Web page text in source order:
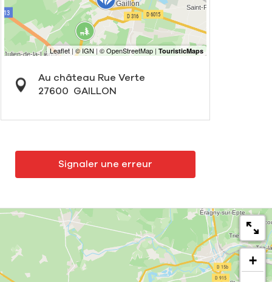
Au château Rue Verte
27600
GAILLON
Signaler une erreur
+